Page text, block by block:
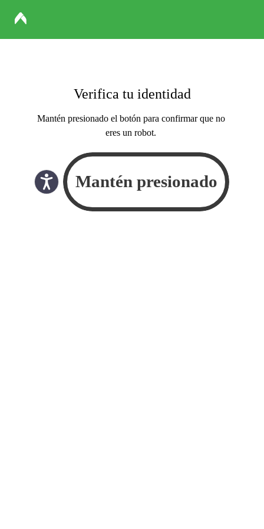
Verifica tu identidad
Mantén presionado el botón para confirmar que no
eres un robot.